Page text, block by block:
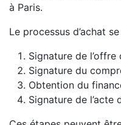
à Paris.
Le processus d’achat
Signature de l’offre
Signature du
Obtention du
Signature de